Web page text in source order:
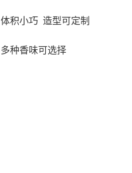
体积小巧 造型可定制
多种香味可选择